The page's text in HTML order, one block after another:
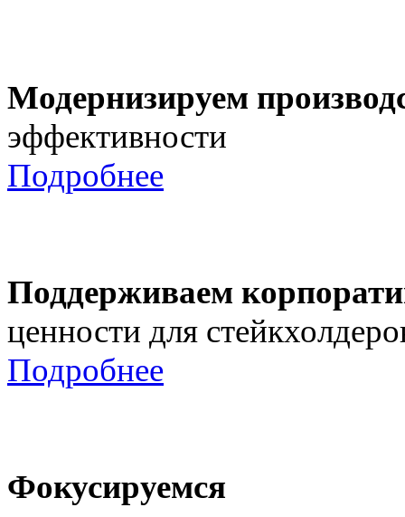
Модернизируем
эффективности
Подробнее
Поддерживаем
ценности для
Подробнее
Фокусируемся